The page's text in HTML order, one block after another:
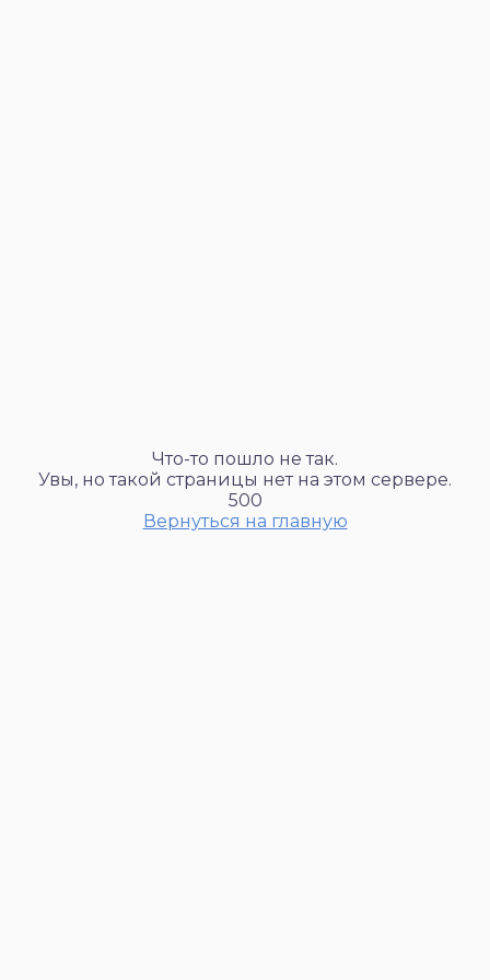
Что-то пошло не так.
Увы, но такой страницы нет на этом сервере.
500
Вернуться на главную